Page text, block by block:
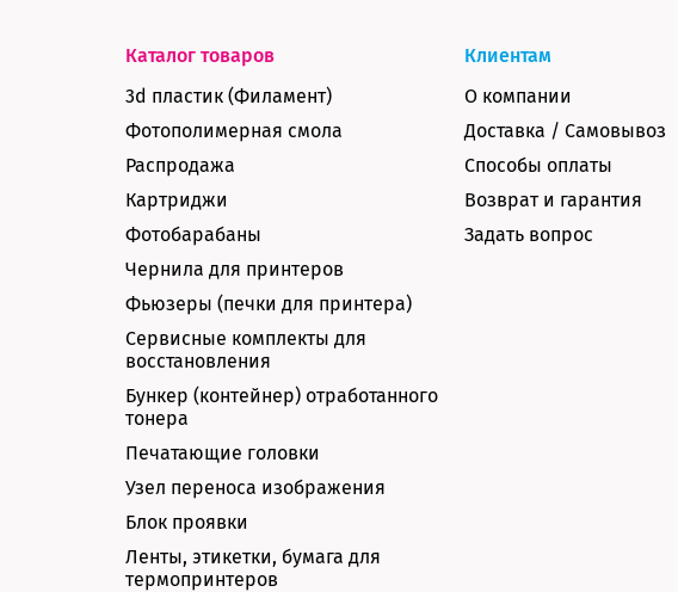
Каталог товаров
3d пластик (Филамент)
Фотополимерная смола
Распродажа
Картриджи
Фотобарабаны
Чернила для принтеров
Фьюзеры (печки для принтера)
Сервисные комплекты для
восстановления
Бункер (контейнер) отработанного
тонера
Печатающие головки
Узел переноса изображения
Блок проявки
Ленты, этикетки, бумага для
термопринтеров
Клиентам
О компании
Доставка / Самовывоз
Способы оплаты
Возврат и гарантия
Задать вопрос